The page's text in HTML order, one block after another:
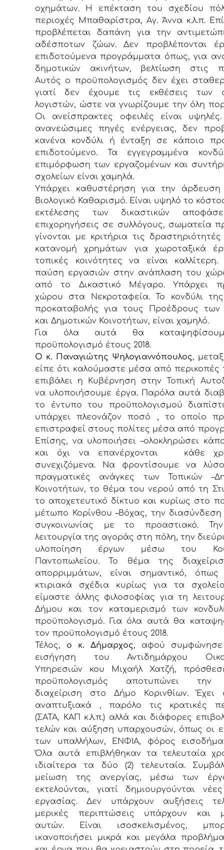
οχημάτων. Η επέκταση του σχεδίου
περιοχές Μπαθαρίστρα, Αγ. Άννα κ.λ.π.
προβλέπεται δαπάνη για την
αδέσποτων ζώων. Δεν προβλέπονται
επιδοτούμενα προγράμματα όπως, για
δημοτικών ακινήτων, βελτίωση στις
Αυτός ο προϋπολογισμός δεν έχει
γιατί δεν έχουμε τις εκθέσεις των
λογιστών, ώστε να γνωρίζουμε την όλη
Οι ανείσπρακτες οφειλές είναι
ανανεώσιμες πηγές ενέργειας, δεν
κανένα κονδύλι ή ένταξη σε κάποιο
επιδοτούμενο. Τα εγγεγραμμένα
επιμόρφωση των εργαζομένων και
σχολείων είναι χαμηλά.
Υπάρχει καθυστέρηση για την
Βιολογικό Καθαρισμό. Είναι υψηλό το
εκτέλεσης των δικαστικών
επιχορηγήσεις σε συλλόγους, σωματεία
γίνονται με κριτήρια τις
κατανομή χρημάτων για χωροταξικά
τοπικές κοινότητες να είναι καλλίτερη.
παύση εργασιών στην ανάπλαση του
από το Δικαστικό Μέγαρο. Υπάρχει
χώρου στα Νεκροταφεία. Το κονδύλι
προκαταβολής για τους Προέδρους των
και Δημοτικών Κοινοτήτων, είναι χαμηλό.
Για όλα αυτά θα
προϋπολογισμό έτους 2018.
Ο κ. Παναγιώτης Ψηλογιαννόπουλος,
είπε ότι καλούμαστε μέσα από περικοπές
επιβάλει η Κυβέρνηση στην Τοπική
να υλοποιήσουμε έργα. Παρόλα αυτά
το έντυπο του προϋπολογισμού
υπάρχει πλεονάζον ποσό , το οποίο
επιστραφεί στους πολίτες μέσα από
Επίσης, να υλοποιήσει –ολοκληρώσει
και όχι να επανέρχονται κάθε
συνεχιζόμενα. Να φροντίσουμε να
πραγματικές ανάγκες των Τοπικών
Κοινοτήτων, το θέμα του νερού από τη
το αποχετευτικό δίκτυο και κυρίως στο
μέτωπο Κορίνθου –Βόχας, την διασύνδεση
συγκοινωνίας με το προαστιακό.
λειτουργία της αγοράς στη πόλη, την
υλοποίηση έργων μέσω του
Παντοπωλείου. Το θέμα της
απορριμμάτων, είναι σημαντικό,
κτιριακά σχέδια κυρίως για τα
είμαστε άλλης φιλοσοφίας για τη
Δήμου και τον καταμερισμό των
προϋπολογισμό. Για όλα αυτά θα
τον προϋπολογισμό έτους 2018.
Τέλος, ο κ. Δήμαρχος, αφού
εισήγηση του Αντιδημάρχου
Υπηρεσιών κου Μιχαήλ Χατζή,
προϋπολογισμός αποτυπώνει την
διαχείριση στο Δήμο Κορινθίων. Έχει
αναπτυξιακά , παρόλο τις κρατικές
(ΣΑΤΑ, ΚΑΠ κ.λ.π.) αλλά και διάφορες
τελών και αύξηση υπαρχουσών, όπως οι
των υπαλλήλων, ΕΝΦΙΑ, φόρος
Όλα αυτά επιβλήθηκαν τα τελευταία
ιδιαίτερα τα δύο (2) τελευταία.
μείωση της ανεργίας, μέσω των
εκτελούνται, γιατί δημιουργούνται
εργασίας. Δεν υπάρχουν αυξήσεις
μερικές περιπτώσεις υπάρχουν και
αυτών. Είναι ισοσκελισμένος,
ικανοποιήσει μικρά και μεγάλα